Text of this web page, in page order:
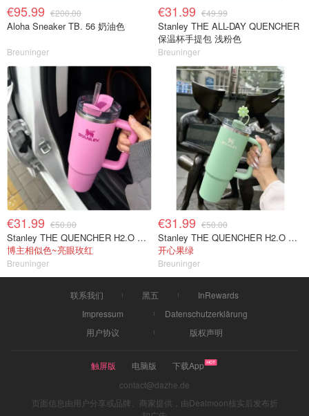
€95.99 €200.00
Aloha Sneaker TB. 56 奶油色
Breuninger
€31.99 €49.99
Stanley THE ALL-DAY QUENCHER
保温杯手提包 浅粉色
Breuninger
€31.99 €50.00
Stanley THE QUENCHER H2.O 保温杯 1.18L 粉色
博主相似色~亮眼玫红
Breuninger
€31.99 €50.00
Stanley THE QUENCHER H2.O 保温杯 1.18升 浅绿色
开心果绿
Breuninger
联系我们 黑五
InRewards
Impressum
Datenschutzerklärung
用户协议
版权声明
触屏版 电脑版
下载App
contact@dazhe.de
页面信息由用户分享或品牌、商家提供，由Dealmoon核实后发布折